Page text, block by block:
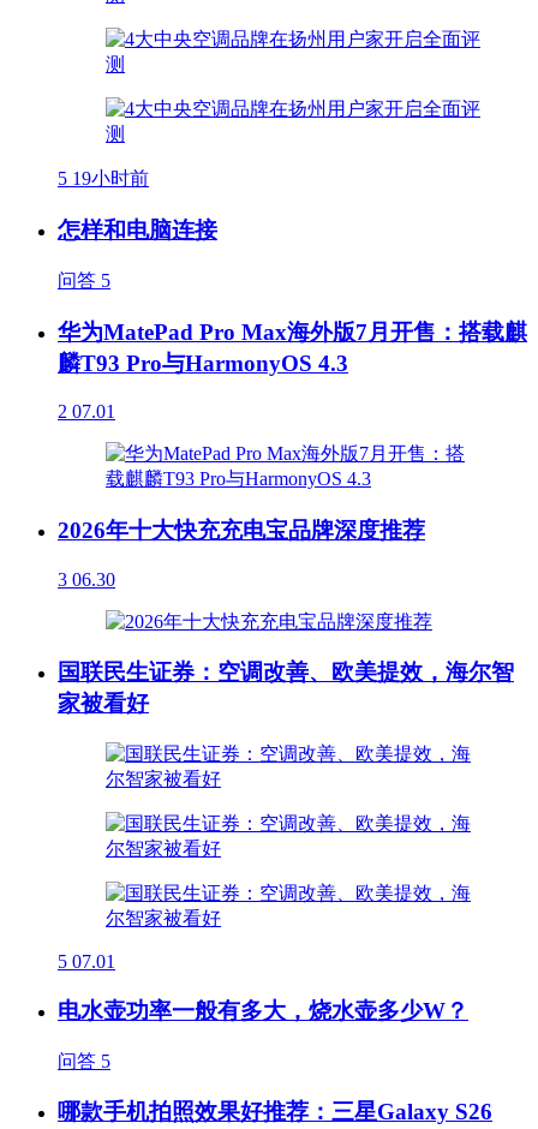
5 19小时前
怎样和电脑连接
问答 5
华为MatePad Pro Max海外版7月开售：搭载麒
麟T93 Pro与HarmonyOS 4.3
2 07.01
2026年十大快充充电宝品牌深度推荐
3 06.30
国联民生证券：空调改善、欧美提效，海尔智
家被看好
5 07.01
电水壶功率一般有多大，烧水壶多少W？
问答 5
哪款手机拍照效果好推荐：三星Galaxy S26